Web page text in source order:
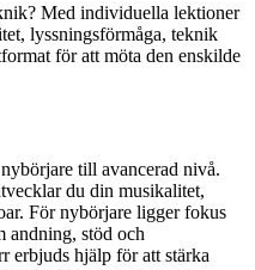
Med individuella lektioner
lyssningsförmåga, teknik
för att möta den enskilde
till avancerad nivå.
du din musikalitet,
För nybörjare ligger fokus
andning, stöd och
erbjuds hjälp för att stärka